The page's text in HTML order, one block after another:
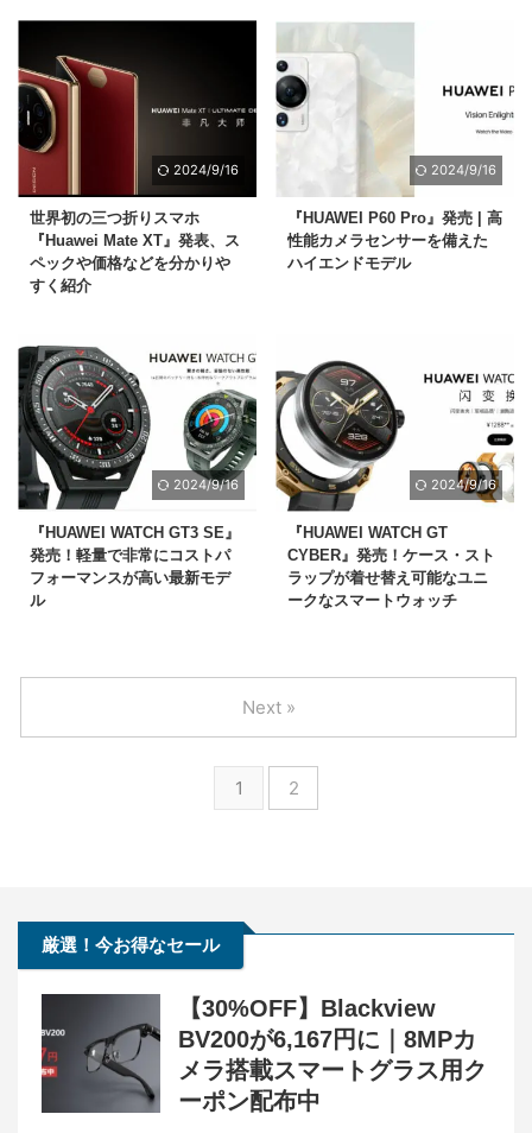
2024/9/16
世界初の三つ折りスマホ
『Huawei Mate XT』発表、ス
ペックや価格などを分かりや
すく紹介
2024/9/16
『HUAWEI P60 Pro』発売 | 高
性能カメラセンサーを備えた
ハイエンドモデル
2024/9/16
『HUAWEI WATCH GT3 SE』
発売！軽量で非常にコストパ
フォーマンスが高い最新モデ
ル
2024/9/16
『HUAWEI WATCH GT
CYBER』発売！ケース・スト
ラップが着せ替え可能なユニ
ークなスマートウォッチ
1 2
Next »
厳選！今お得なセール
【30%OFF】Blackview
BV200が6,167円に｜8MPカ
メラ搭載スマートグラス用ク
ーポン配布中